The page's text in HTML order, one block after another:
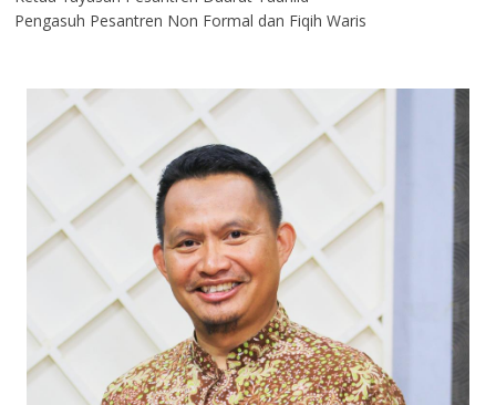
Pengasuh Pesantren Non Formal dan Fiqih Waris